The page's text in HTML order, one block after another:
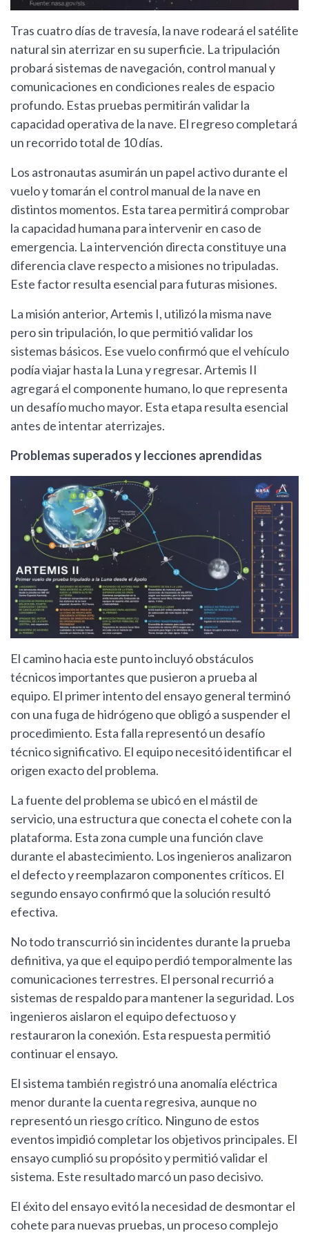
Tras cuatro días de travesía, la nave rodeará el satélite
natural sin aterrizar en su superficie. La tripulación
probará sistemas de navegación, control manual y
comunicaciones en condiciones reales de espacio
profundo. Estas pruebas permitirán validar la
capacidad operativa de la nave. El regreso completará
un recorrido total de 10 días.
Los astronautas asumirán un papel activo durante el
vuelo y tomarán el control manual de la nave en
distintos momentos. Esta tarea permitirá comprobar
la capacidad humana para intervenir en caso de
emergencia. La intervención directa constituye una
diferencia clave respecto a misiones no tripuladas.
Este factor resulta esencial para futuras misiones.
La misión anterior, Artemis I, utilizó la misma nave
pero sin tripulación, lo que permitió validar los
sistemas básicos. Ese vuelo confirmó que el vehículo
podía viajar hasta la Luna y regresar. Artemis II
agregará el componente humano, lo que representa
un desafío mucho mayor. Esta etapa resulta esencial
antes de intentar aterrizajes.
Problemas superados y lecciones aprendidas
El camino hacia este punto incluyó obstáculos
técnicos importantes que pusieron a prueba al
equipo. El primer intento del ensayo general terminó
con una fuga de hidrógeno que obligó a suspender el
procedimiento. Esta falla representó un desafío
técnico significativo. El equipo necesitó identificar el
origen exacto del problema.
La fuente del problema se ubicó en el mástil de
servicio, una estructura que conecta el cohete con la
plataforma. Esta zona cumple una función clave
durante el abastecimiento. Los ingenieros analizaron
el defecto y reemplazaron componentes críticos. El
segundo ensayo confirmó que la solución resultó
efectiva.
No todo transcurrió sin incidentes durante la prueba
definitiva, ya que el equipo perdió temporalmente las
comunicaciones terrestres. El personal recurrió a
sistemas de respaldo para mantener la seguridad. Los
ingenieros aislaron el equipo defectuoso y
restauraron la conexión. Esta respuesta permitió
continuar el ensayo.
El sistema también registró una anomalía eléctrica
menor durante la cuenta regresiva, aunque no
representó un riesgo crítico. Ninguno de estos
eventos impidió completar los objetivos principales. El
ensayo cumplió su propósito y permitió validar el
sistema. Este resultado marcó un paso decisivo.
El éxito del ensayo evitó la necesidad de desmontar el
cohete para nuevas pruebas, un proceso complejo